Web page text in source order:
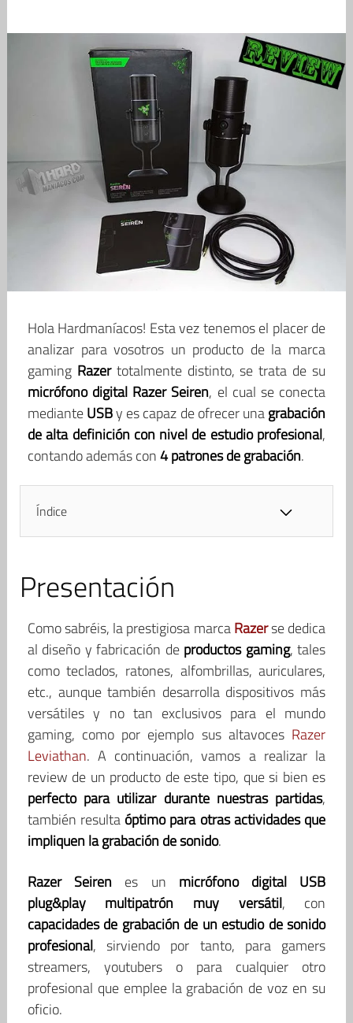
Hola Hardmaníacos! Esta vez tenemos el placer de
analizar para vosotros un producto de la marca
gaming Razertotalmente distinto, se trata de su
micrófono digital Razer Seiren, el cual se conecta
medianteUSBy es capaz de ofrecer unagrabación
de alta definición con nivel de estudio profesional,
contando además con4 patrones de grabación.
Índice
Presentación
Como sabréis, la prestigiosa marcaRazerse dedica
al diseño y fabricación de productos gaming, tales
como teclados, ratones, alfombrillas, auriculares,
etc., aunque también desarrolla dispositivos más
versátiles y no tan exclusivos para el mundo
gaming, como por ejemplo sus altavoces Razer
Leviathan. A continuación, vamos a realizar la
review de un producto de este tipo, que si bien es
perfecto para utilizar durante nuestras partidas,
también resulta óptimo para otras actividades que
impliquen la grabación de sonido.
Razer Seiren es un micrófono digital USB
plug&play multipatrón
muy versátil, con
capacidades de grabación de un estudio de sonido
profesional, sirviendo por tanto, para gamers
streamers, youtubers o para cualquier otro
profesional que emplee la grabación de voz en su
oficio.